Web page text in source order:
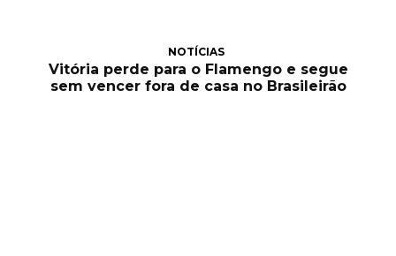
NOTÍCIAS
Vitória perde para o Flamengo e segue
sem vencer fora de casa no Brasileirão